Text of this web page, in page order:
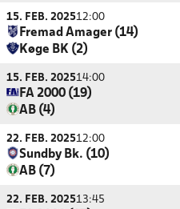
15. FEB. 202512:00
Fremad Amager (14)
Køge BK (2)
15. FEB. 202514:00
FA 2000 (19)
AB (4)
22. FEB. 202512:00
Sundby Bk. (10)
AB (7)
22. FEB. 202513:45